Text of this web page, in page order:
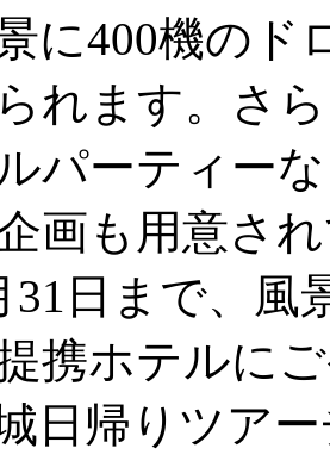
に400機のド
れます。さ
パーティー
画も用意さ
31日まで、風
携ホテルに
日帰りツア